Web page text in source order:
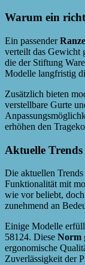
Warum ein
Ein passender
verteilt das Gewicht
die der Stiftung
Modelle langfristig
Zusätzlich bieten
verstellbare Gurte
erhöhen den
Aktuelle
Die aktuellen
Funktionalität mit
wie vor beliebt,
zunehmend an
Einige Modelle
58124. Diese Norm
ergonomische
Zuverlässigkeit der